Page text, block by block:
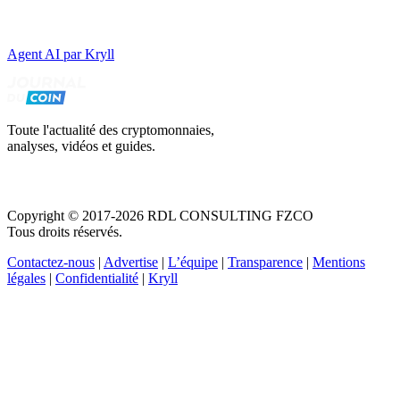
Agent AI par Kryll
Toute l'actualité des cryptomonnaies,
analyses, vidéos et guides.
Copyright © 2017-2026 RDL CONSULTING FZCO
Tous droits réservés.
Contactez-nous | Advertise | L’équipe | Transparence | Mentions
légales | Confidentialité | Kryll